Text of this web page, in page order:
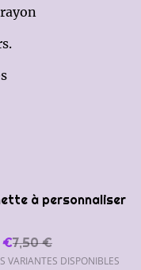
à personnaliser
€7,50 €
VARIANTES DISPONIBLES